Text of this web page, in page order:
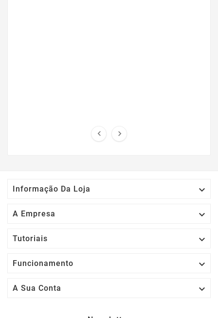
 
Informação Da Loja 
A Empresa 
Tutoriais 
Funcionamento 
A Sua Conta 